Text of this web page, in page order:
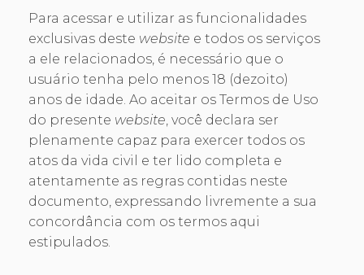
Para acessar e utilizar as funcionalidades
exclusivas deste website e todos os serviços
a ele relacionados, é necessário que o
usuário tenha pelo menos 18 (dezoito)
anos de idade. Ao aceitar os Termos de Uso
do presente website, você declara ser
plenamente capaz para exercer todos os
atos da vida civil e ter lido completa e
atentamente as regras contidas neste
documento, expressando livremente a sua
concordância com os termos aqui
estipulados.